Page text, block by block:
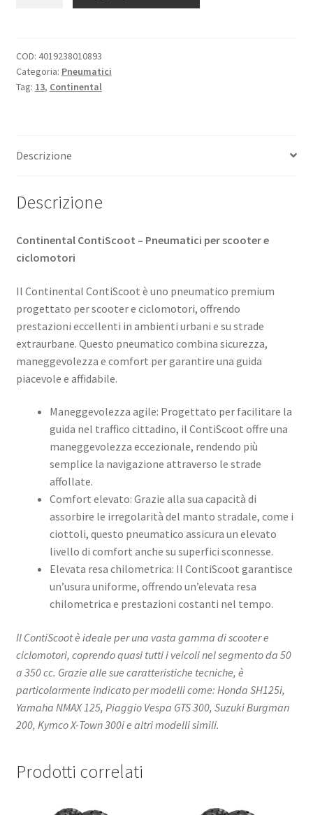
13
48S
TL
COD: 4019238010893
Categoria: Pneumatici
Tag: 13, Continental
Descrizione
Descrizione
Continental ContiScoot – Pneumatici per scooter e
ciclomotori
Il Continental ContiScoot è uno pneumatico premium
progettato per scooter e ciclomotori, offrendo
prestazioni eccellenti in ambienti urbani e su strade
extraurbane. Questo pneumatico combina sicurezza,
maneggevolezza e comfort per garantire una guida
piacevole e affidabile. ​
Maneggevolezza agile: Progettato per facilitare la
guida nel traffico cittadino, il ContiScoot offre una
maneggevolezza eccezionale, rendendo più
semplice la navigazione attraverso le strade
affollate. ​
Comfort elevato: Grazie alla sua capacità di
assorbire le irregolarità del manto stradale, come i
ciottoli, questo pneumatico assicura un elevato
livello di comfort anche su superfici sconnesse. ​
Elevata resa chilometrica: Il ContiScoot garantisce
un’usura uniforme, offrendo un’elevata resa
chilometrica e prestazioni costanti nel tempo. ​
Il ContiScoot è ideale per una vasta gamma di scooter e
ciclomotori, coprendo quasi tutti i veicoli nel segmento da 50
a 350 cc. Grazie alle sue caratteristiche tecniche, è
particolarmente indicato per modelli come:​ Honda SH125i​,
Yamaha NMAX 125​, Piaggio Vespa GTS 300, Suzuki Burgman
200​, Kymco X-Town 300i​ e altri modelli simili.
Prodotti correlati